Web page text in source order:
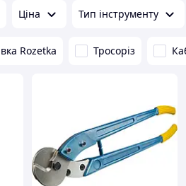
Ціна Тип інструменту
Rozetka Тросоріз